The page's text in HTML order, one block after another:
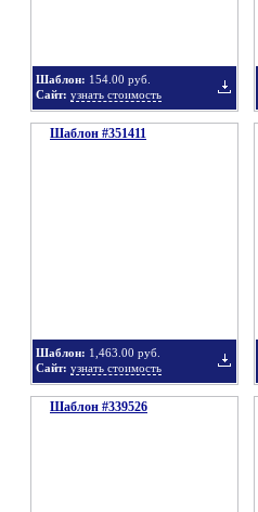
Шаблон: 154.00 руб.
Сайт: узнать стоимость
Шаблон #351411
Шаблон: 1,463.00 руб.
Сайт: узнать стоимость
Шаблон #339526